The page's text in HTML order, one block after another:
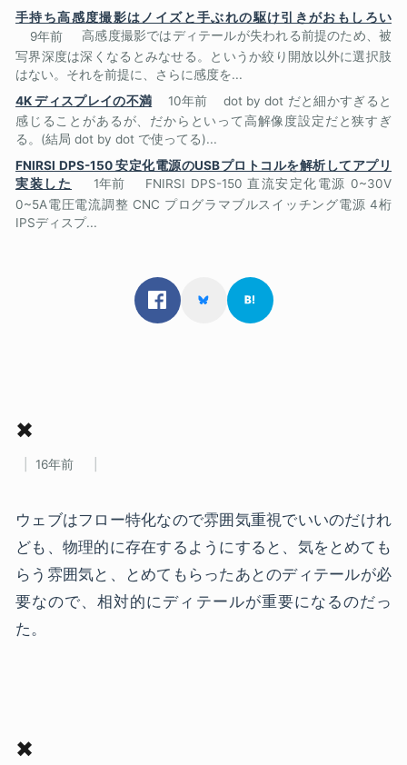
手持ち高感度撮影はノイズと手ぶれの駆け引きがおもしろい
9年前
高感度撮影ではディテールが失われる前提のため、被
写界深度は深くなるとみなせる。というか絞り開放以外に選択肢
はない。それを前提に、さらに感度を...
4K ディスプレイの不満
10年前
dot by dot だと細かすぎると
感じることがあるが、だからといって高解像度設定だと狭すぎ
る。(結局 dot by dot で使ってる)...
FNIRSI DPS-150 安定化電源のUSBプロトコルを解析してアプリ
実装した
1年前
FNIRSI DPS-150 直流安定化電源 0~30V
0~5A電圧電流調整 CNC プログラマブルスイッチング電源 4桁
IPSディスプ...
✖
16年前
ウェブはフロー特化なので雰囲気重視でいいのだけれ
ども、物理的に存在するようにすると、気をとめても
らう雰囲気と、とめてもらったあとのディテールが必
要なので、相対的にディテールが重要になるのだっ
た。
✖